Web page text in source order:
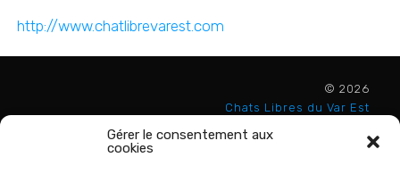
Gérer le consentement aux
cookies
http://www.chatlibrevarest.com
© 2026
Chats Libres du Var Est
- All Rights Reserved